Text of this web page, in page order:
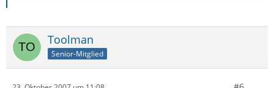
Toolman
Senior-Mitglied